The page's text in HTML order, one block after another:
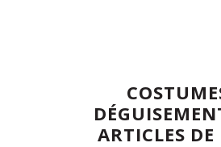
ARTICLES DE